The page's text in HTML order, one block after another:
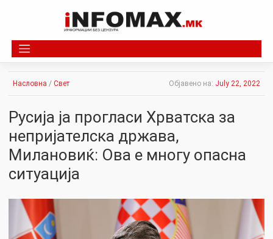
Насловна / Свет Објавено на: July 22, 2022
Русија ја прогласи Хрватска за
непријателска држава,
Милановиќ: Ова е многу опасна
ситуација